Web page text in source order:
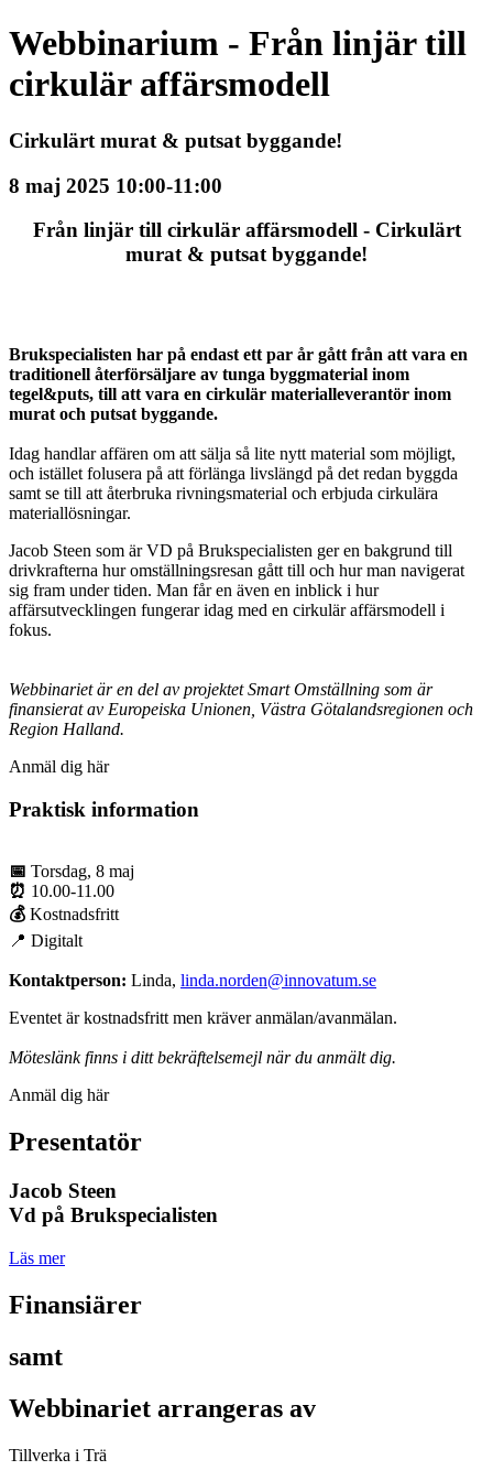
Webbinarium - Från linjär till
cirkulär affärsmodell
Cirkulärt murat & putsat byggande!
8 maj 2025 10:00-11:00
Från linjär till cirkulär affärsmodell - Cirkulärt
murat & putsat byggande!
Brukspecialisten har på endast ett par år gått från att vara en
traditionell återförsäljare av tunga byggmaterial inom
tegel&puts, till att vara en cirkulär materialleverantör inom
murat och putsat byggande.
Idag handlar affären om att sälja så lite nytt material som möjligt,
och istället folusera på att förlänga livslängd på det redan byggda
samt se till att återbruka rivningsmaterial och erbjuda cirkulära
materiallösningar.
Jacob Steen som är VD på Brukspecialisten ger en bakgrund till
drivkrafterna hur omställningsresan gått till och hur man navigerat
sig fram under tiden. Man får en även en inblick i hur
affärsutvecklingen fungerar idag med en cirkulär affärsmodell i
fokus.
Webbinariet är en del av projektet Smart Omställning som är
finansierat av Europeiska Unionen, Västra Götalandsregionen och
Region Halland.
Anmäl dig här
Praktisk information
📅 Torsdag, 8 maj
⏰ 10.00-11.00
💰 Kostnadsfritt
📍 Digitalt
Kontaktperson: Linda, linda.norden@innovatum.se
Eventet är kostnadsfritt men kräver anmälan/avanmälan.
Möteslänk finns i ditt bekräftelsemejl när du anmält dig.
Anmäl dig här
Presentatör
Jacob Steen
Vd på Brukspecialisten
Läs mer
Finansiärer
samt
Webbinariet arrangeras av
Tillverka i Trä